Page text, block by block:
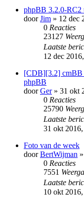
phpBB 3.2.0-RC2
doorJim » 12 dec
0 Reacties
23127
Laatste
12 dec
[CDB][3.2] cmBB
phpBB
doorGer» 31 okt
0 Reacties
25790
Laatste
31 okt
Foto van de week
doorBertWijman
0 Reacties
7551
Laatste
10 okt 2016,